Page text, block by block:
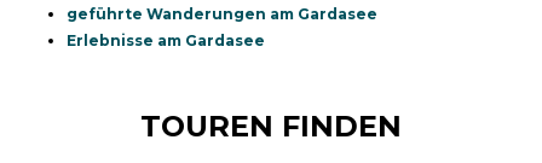
geführte Wanderungen am Gardasee
Erlebnisse am Gardasee
TOUREN FINDEN